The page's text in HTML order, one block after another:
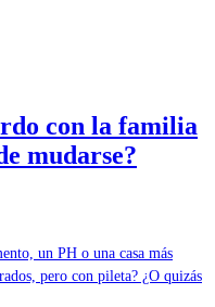
con la familia
mudarse?
un PH o una casa más
pero con pileta? ¿O quizás